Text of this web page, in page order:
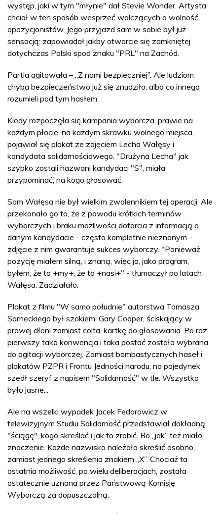
występ, jaki w tym "młynie" dał Stevie Wonder. Artysta
chciał w ten sposób wesprzeć walczących o wolność
opozycjonistów. Jego przyjazd sam w sobie był już
sensacją: zapowiadał jakby otwarcie się zamkniętej
dotychczas Polski spod znaku "PRL" na Zachód.
Partia agitowała – „Z nami bezpieczniej”. Ale ludziom
chyba bezpieczeństwo już się znudziło, albo co innego
rozumieli pod tym hasłem.
Kiedy rozpoczęła się kampania wyborcza, prawie na
każdym płocie, na każdym skrawku wolnego miejsca,
pojawiał się plakat ze zdjęciem Lecha Wałęsy i
kandydata solidarnościowego. "Drużyna Lecha" jak
szybko zostali nazwani kandydaci "S", miała
przypominać, na kogo głosować.
Sam Wałęsa nie był wielkim zwolennikiem tej operacji. Ale
przekonało go to, że z powodu krótkich terminów
wyborczych i braku możliwości dotarcia z informacją o
danym kandydacie - często kompletnie nieznanym -
zdjęcie z nim gwarantuje sukces wyborczy. "Ponieważ
pozycję miałem silną, i znaną, więc ja, jako program,
byłem; że to +my+, że to +nasi+" - tłumaczył po latach
Wałęsa. Zadziałało.
Plakat z filmu "W samo południe" autorstwa Tomasza
Sarneckiego był szokiem. Gary Cooper, ściskający w
prawej dłoni zamiast colta, kartkę do głosowania. Po raz
pierwszy taka konwencja i taka postać została wybrana
do agitacji wyborczej. Zamiast bombastycznych haseł i
plakatów PZPR i Frontu Jedności narodu, na pojedynek
szedł szeryf z napisem "Solidarność" w tle. Wszystko
było jasne...
Ale na wszelki wypadek Jacek Fedorowicz w
telewizyjnym Studiu Solidarność przedstawiał dokładną
"ściągę", kogo skreślać i jak to zrobić. Bo „jak” też miało
znaczenie. Każde nazwisko należało skreślić osobno,
zamiast jednego skreślenia znakiem „X”. Chociaż ta
ostatnia możliwość, po wielu deliberacjach, została
ostatecznie uznana przez Państwową Komisję
Wyborczą za dopuszczalną.